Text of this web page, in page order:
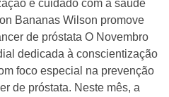
e cuidado com a saúde
Bananas Wilson promove
de próstata O Novembro
dedicada à conscientização
foco especial na prevenção
de próstata. Neste mês, a